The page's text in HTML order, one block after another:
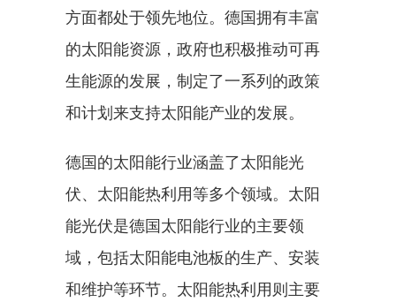
方面都处于领先地位。德国拥有丰富
的太阳能资源，政府也积极推动可再
生能源的发展，制定了一系列的政策
和计划来支持太阳能产业的发展。
德国的太阳能行业涵盖了太阳能光
伏、太阳能热利用等多个领域。太阳
能光伏是德国太阳能行业的主要领
域，包括太阳能电池板的生产、安装
和维护等环节。太阳能热利用则主要